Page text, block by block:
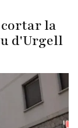
la
d'Urgell